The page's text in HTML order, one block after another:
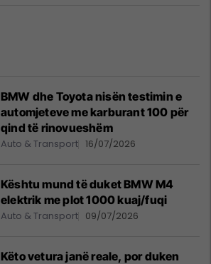
BMW dhe Toyota nisën testimin e
automjeteve me karburant 100 për
qind të rinovueshëm
Auto & Transport 16/07/2026
Kështu mund të duket BMW M4
elektrik me plot 1000 kuaj/fuqi
Auto & Transport 09/07/2026
Këto vetura janë reale, por duken